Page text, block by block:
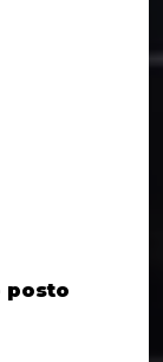
posto